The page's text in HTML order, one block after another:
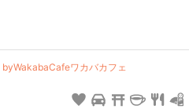
ワカバカフェ